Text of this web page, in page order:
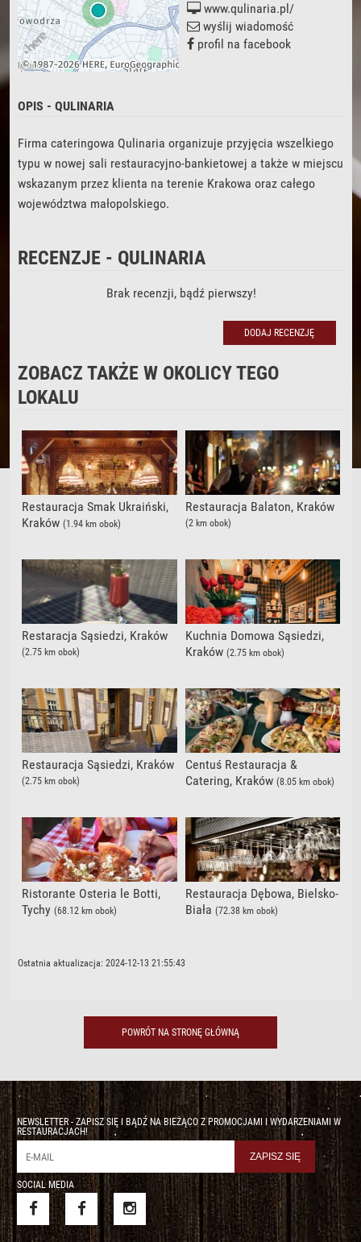
www.qulinaria.pl/
wyślij wiadomość
profil na facebook
OPIS - QULINARIA
Firma cateringowa Qulinaria organizuje przyjęcia wszelkiego
typu w nowej sali restauracyjno-bankietowej a także w miejscu
wskazanym przez klienta na terenie Krakowa oraz całego
województwa małopolskiego.
RECENZJE - QULINARIA
DODAJ RECENZJĘ
Brak recenzji, bądź pierwszy!
DODAJ RECENZJĘ
ZOBACZ TAKŻE W OKOLICY TEGO
LOKALU
Restauracja Smak Ukraiński,
Kraków(1.94 km obok)
Restauracja Balaton, Kraków
(2 km obok)
Restaracja Sąsiedzi, Kraków
(2.75 km obok)
Kuchnia Domowa Sąsiedzi,
Kraków (2.75 km obok)
Restauracja Sąsiedzi, Kraków
(2.75 km obok)
Centuś Restauracja &
Catering, Kraków (8.05 km obok)
Ristorante Osteria le Botti,
Tychy(68.12 km obok)
Restauracja Dębowa, Bielsko-
Biała (72.38 km obok)
Ostatnia aktualizacja: 2024-12-13 21:55:43
POWRÓT NA STRONĘ GŁÓWNĄ
NEWSLETTER - ZAPISZ SIĘ I BĄDŹ NA BIEŻĄCO Z PROMOCJAMI I WYDARZENIAMI W
RESTAURACJACH!
SOCIAL MEDIA